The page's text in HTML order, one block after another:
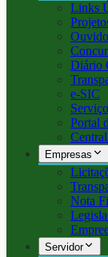
Links
Diário
e-SIC
Portal
Empresas
Nota
Servidor